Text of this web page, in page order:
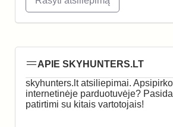
APIE SKYHUNTERS.LT
skyhunters.lt atsiliepimai.
internetinėje parduotuvėje?
patirtimi su kitais vartotojais!